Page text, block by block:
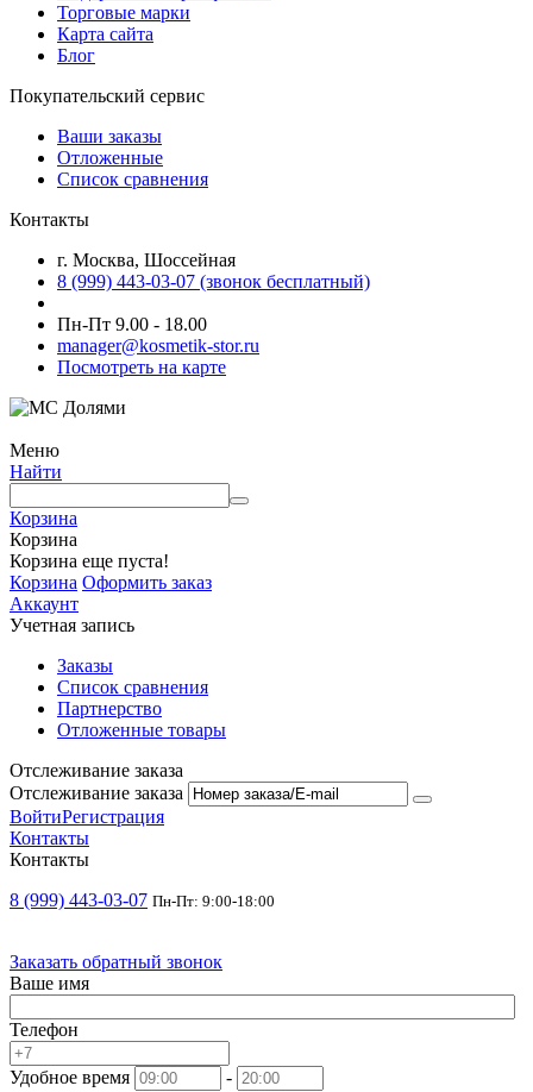
Торговые марки
Карта сайта
Блог
Покупательский сервис
Ваши заказы
Отложенные
Список сравнения
Контакты
г. Москва, Шоссейная
8 (999) 443-03-07 (звонок бесплатный)
Пн-Пт 9.00 - 18.00
manager@kosmetik-stor.ru
Посмотреть на карте
Меню
Найти
Корзина
Корзина
Корзина еще пуста!
Корзина Оформить заказ
Аккаунт
Учетная запись
Заказы
Список сравнения
Партнерство
Отложенные товары
Отслеживание заказа
Отслеживание заказа
ВойтиРегистрация
Контакты
Контакты
8 (999) 443-03-07 Пн-Пт: 9:00-18:00
Заказать обратный звонок
Ваше имя
Телефон
Удобное время
-